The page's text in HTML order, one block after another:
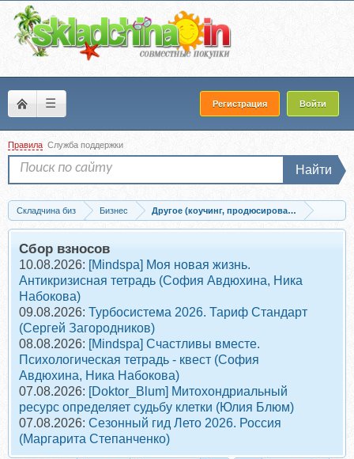
☰ Регистрация Войти
Правила Служба поддержки
Найти
Складчина биз Бизнес
Другое (коучинг, продюсирование, сетевой
Скачать Нечто. Седьмой сезон (Михаил Дашкиев)
Сбор взносов
10.08.2026: [Mindspa] Моя новая жизнь.
Антикризисная тетрадь (София Авдюхина, Ника
Набокова)
09.08.2026: Турбосистема 2026. Тариф Стандарт
(Сергей Загородников)
08.08.2026: [Mindspa] Счастливы вместе.
Психологическая тетрадь - квест (София
Авдюхина, Ника Набокова)
07.08.2026: [Doktor_Blum] Митохондриальный
ресурс определяет судьбу клетки (Юлия Блюм)
07.08.2026: Сезонный гид Лето 2026. Россия
(Маргарита Степанченко)